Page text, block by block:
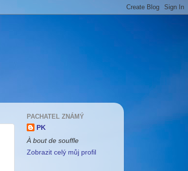
PACHATEL ZNÁMÝ
PK
À bout de souffle
Zobrazit celý můj profil